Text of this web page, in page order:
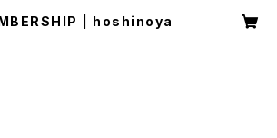
| hoshinoya